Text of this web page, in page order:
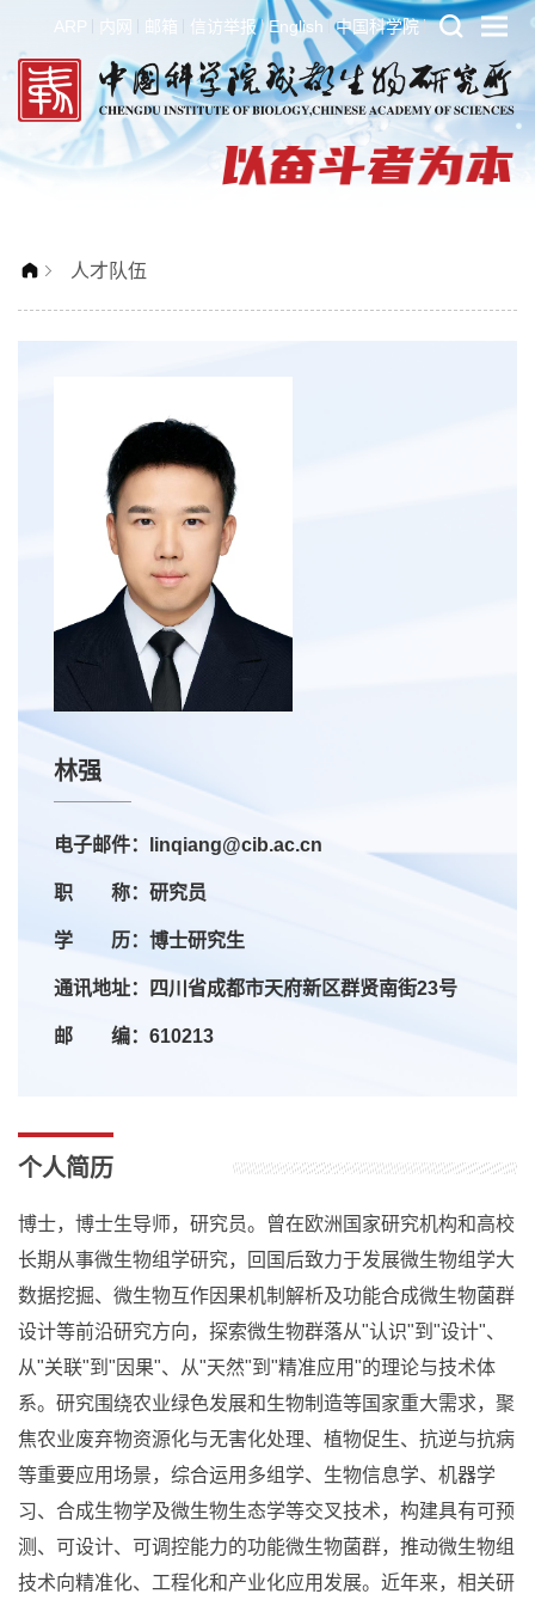
ARP 内网 邮箱 信访举报 English 中国科学院
人才队伍
林强
电子邮件：linqiang@cib.ac.cn
职 称：研究员
学 历：博士研究生
通讯地址：四川省成都市天府新区群贤南街23号
邮 编：610213
个人简历
博士，博士生导师，研究员。曾在欧洲国家研究机构和高校
长期从事微生物组学研究，回国后致力于发展微生物组学大
数据挖掘、微生物互作因果机制解析及功能合成微生物菌群
设计等前沿研究方向，探索微生物群落从"认识"到"设计"、
从"关联"到"因果"、从"天然"到"精准应用"的理论与技术体
系。研究围绕农业绿色发展和生物制造等国家重大需求，聚
焦农业废弃物资源化与无害化处理、植物促生、抗逆与抗病
等重要应用场景，综合运用多组学、生物信息学、机器学
习、合成生物学及微生物生态学等交叉技术，构建具有可预
测、可设计、可调控能力的功能微生物菌群，推动微生物组
技术向精准化、工程化和产业化应用发展。近年来，相关研